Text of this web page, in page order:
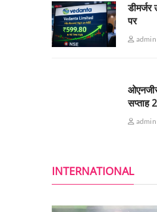
डीमर्जर
पर
admin
सप्ताह
admin
INTERNATIONAL